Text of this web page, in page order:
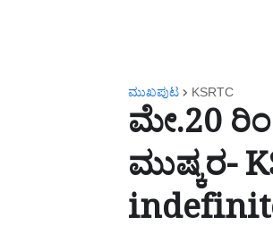
ಮುಖಪುಟ KSRTC
ಮೇ.20
ಮುಷ್ಕರ-